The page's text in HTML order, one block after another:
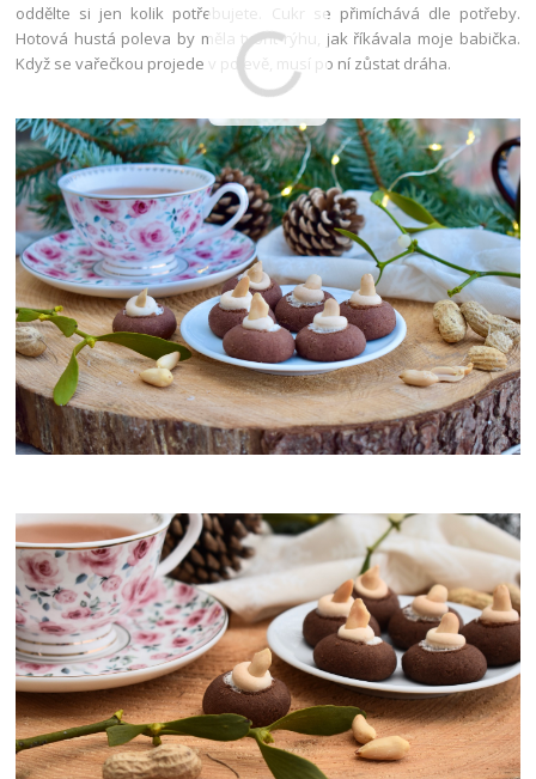
oddělte si jen kolik potřebujete. Cukr se přimíchává dle potřeby.
Hotová hustá poleva by měla tvořit rýhu, jak říkávala moje babička.
Když se vařečkou projede v polevě, musí po ní zůstat dráha.